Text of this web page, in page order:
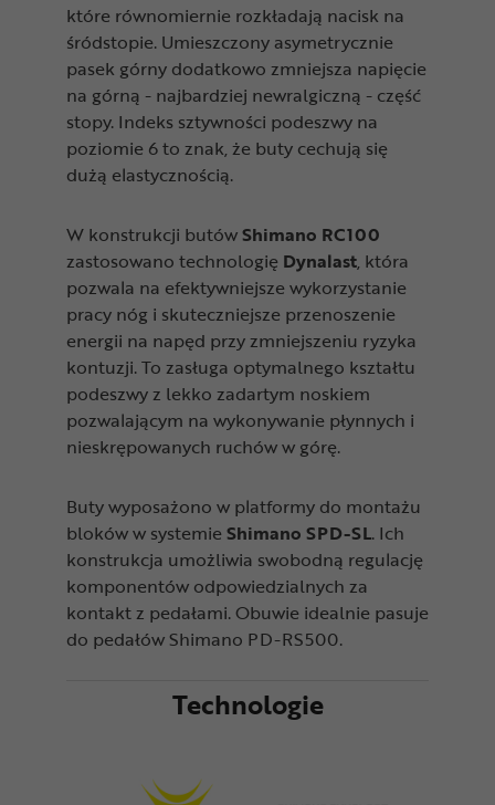
które równomiernie rozkładają nacisk na
śródstopie. Umieszczony asymetrycznie
pasek górny dodatkowo zmniejsza napięcie
na górną - najbardziej newralgiczną - część
stopy. Indeks sztywności podeszwy na
poziomie 6 to znak, że buty cechują się
dużą elastycznością.
W konstrukcji butówShimano RC100
zastosowano technologię Dynalast, która
pozwala na efektywniejsze wykorzystanie
pracy nóg i skuteczniejsze przenoszenie
energii na napęd przy zmniejszeniu ryzyka
kontuzji. To zasługa optymalnego kształtu
podeszwy z lekko zadartym noskiem
pozwalającym na wykonywanie płynnych i
nieskrępowanych ruchów w górę.
Buty wyposażono w platformy do montażu
bloków w systemie Shimano SPD-SL. Ich
konstrukcja umożliwia swobodną regulację
komponentów odpowiedzialnych za
kontakt z pedałami. Obuwie idealnie pasuje
do pedałów Shimano PD-RS500.
Technologie